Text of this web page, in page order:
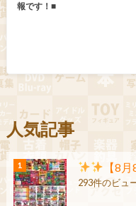
報です！■
人気記事
【8
293件のビュ